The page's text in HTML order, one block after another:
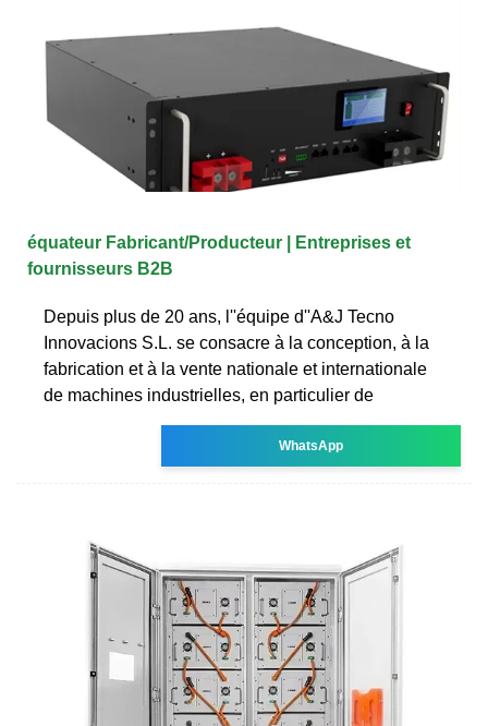
équateur Fabricant/Producteur | Entreprises et
fournisseurs B2B
Depuis plus de 20 ans, l''équipe d''A&J Tecno
Innovacions S.L. se consacre à la conception, à la
fabrication et à la vente nationale et internationale
de machines industrielles, en particulier de
WhatsApp